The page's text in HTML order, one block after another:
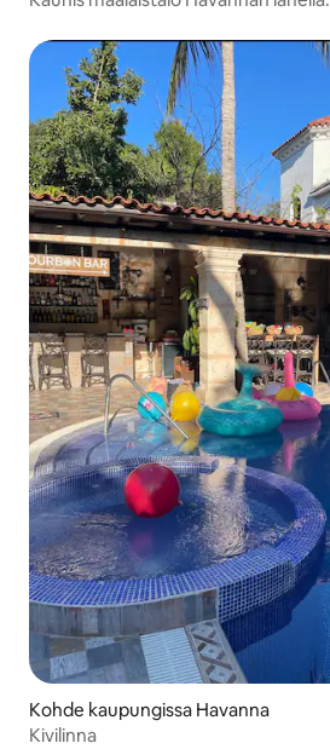
Kohde kaupungissa Havanna
Kivilinna